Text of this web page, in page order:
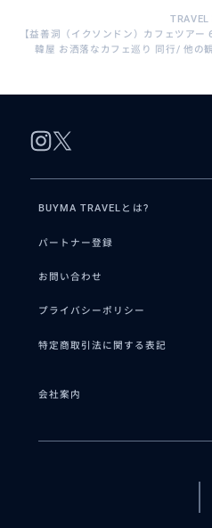
TRAVEL
【益善洞（イクソンドン）カフェツアー
韓屋 お洒落なカフェ巡り 同行/ 他の
BUYMA TRAVELとは?
パートナー登録
お問い合わせ
プライバシーポリシー
特定商取引法に関する表記
会社案内